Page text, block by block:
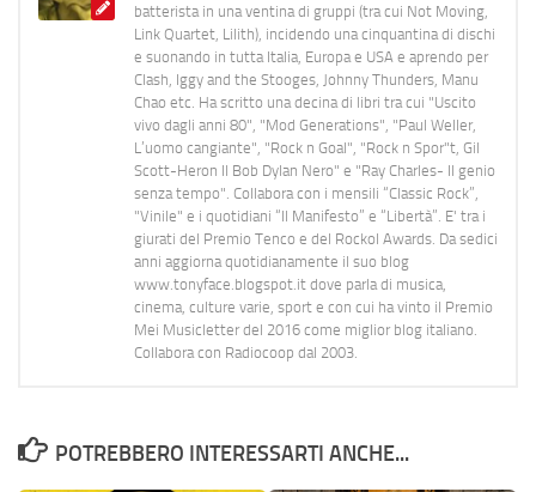
batterista in una ventina di gruppi (tra cui Not Moving,
Link Quartet, Lilith), incidendo una cinquantina di dischi
e suonando in tutta Italia, Europa e USA e aprendo per
Clash, Iggy and the Stooges, Johnny Thunders, Manu
Chao etc. Ha scritto una decina di libri tra cui "Uscito
vivo dagli anni 80", "Mod Generations", "Paul Weller,
L’uomo cangiante", "Rock n Goal", "Rock n Spor"t, Gil
Scott-Heron Il Bob Dylan Nero" e "Ray Charles- Il genio
senza tempo". Collabora con i mensili “Classic Rock”,
"Vinile" e i quotidiani “Il Manifesto” e “Libertà”. E' tra i
giurati del Premio Tenco e del Rockol Awards. Da sedici
anni aggiorna quotidianamente il suo blog
www.tonyface.blogspot.it dove parla di musica,
cinema, culture varie, sport e con cui ha vinto il Premio
Mei Musicletter del 2016 come miglior blog italiano.
Collabora con Radiocoop dal 2003.
POTREBBERO INTERESSARTI ANCHE...